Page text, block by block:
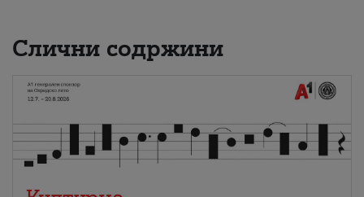
Слични содржини